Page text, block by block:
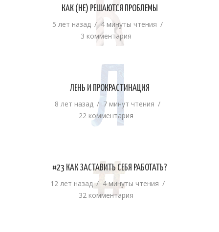
КАК (НЕ) РЕШАЮТСЯ ПРОБЛЕМЫ
5 лет назад
4 минуты чтения
3 комментария
К
ЛЕНЬ И ПРОКРАСТИНАЦИЯ
8 лет назад
7 минут чтения
22 комментария
Л
#23 КАК ЗАСТАВИТЬ СЕБЯ РАБОТАТЬ?
12 лет назад
4 минуты чтения
32 комментария
#